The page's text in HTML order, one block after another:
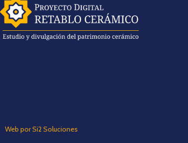
Web por Si2 Soluciones